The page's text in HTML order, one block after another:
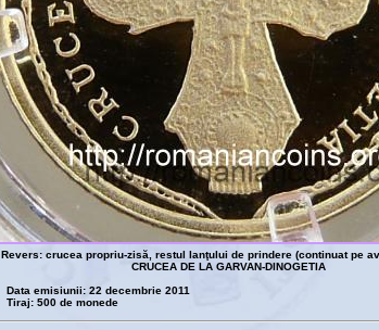
Revers: crucea propriu-zisă, restul lanţului de prindere (continuat pe
CRUCEA DE LA GARVAN-DINOGETIA
Data emisiunii: 22 decembrie 2011
Tiraj: 500 de monede